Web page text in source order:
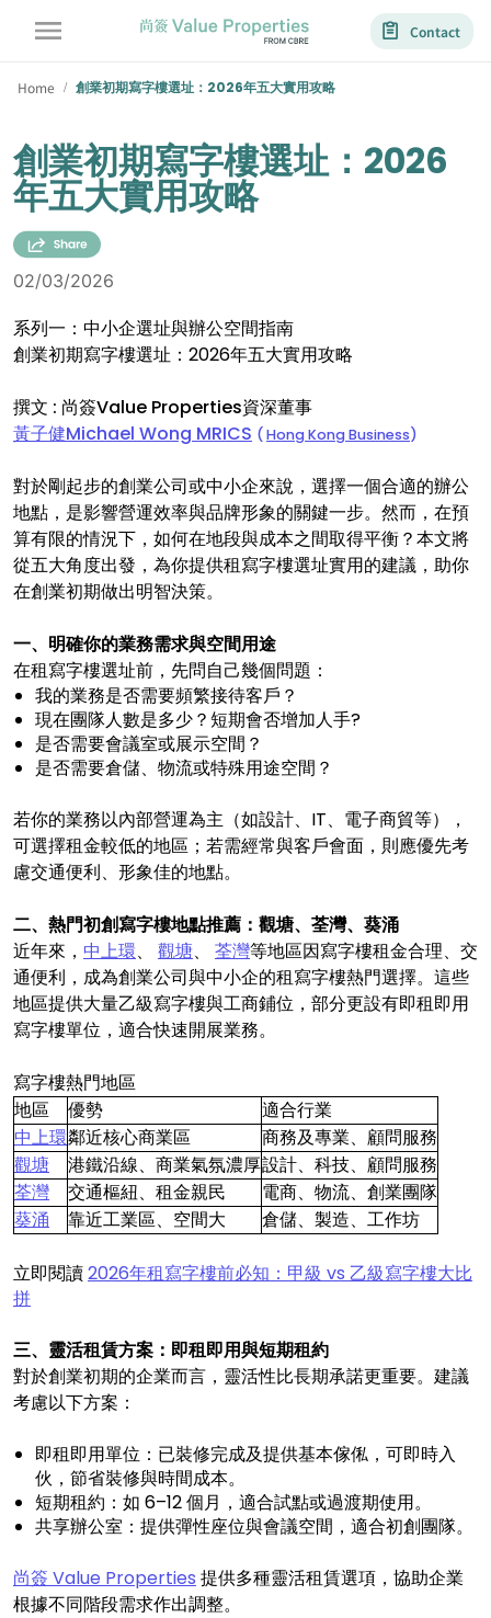
Contact
Home / 創業初期寫字樓選址：2026年五大實用攻略
創業初期寫字樓選址：2026
年五大實用攻略
02/03/2026
系列一：中小企選址與辦公空間指南
創業初期寫字樓選址：2026年五大實用攻略
撰文 : 尚簽Value Properties資深董事
黃子健Michael Wong MRICS ( Hong Kong Business)
對於剛起步的創業公司或中小企來說，選擇一個合適的辦公
地點，是影響營運效率與品牌形象的關鍵一步。然而，在預
算有限的情況下，如何在地段與成本之間取得平衡？本文將
從五大角度出發，為你提供租寫字樓選址實用的建議，助你
在創業初期做出明智決策。
一、明確你的業務需求與空間用途
在租寫字樓選址前，先問自己幾個問題：
我的業務是否需要頻繁接待客戶？
現在團隊人數是多少？短期會否增加人手?
是否需要會議室或展示空間？
是否需要倉儲、物流或特殊用途空間？
若你的業務以內部營運為主（如設計、IT、電子商貿等），
可選擇租金較低的地區；若需經常與客戶會面，則應優先考
慮交通便利、形象佳的地點。
二、熱門初創寫字樓地點推薦：觀塘、荃灣、葵涌
近年來， 中上環、 觀塘、 荃灣等地區因寫字樓租金合理、交
通便利，成為創業公司與中小企的租寫字樓熱門選擇。這些
地區提供大量乙級寫字樓與工商鋪位，部分更設有即租即用
寫字樓單位，適合快速開展業務。
寫字樓熱門地區
地區
優勢
適合行業
中上環鄰近核心商業區
商務及專業、顧問服務
觀塘
港鐵沿線、商業氣氛濃厚設計、科技、顧問服務
荃灣
交通樞紐、租金親民
電商、物流、創業團隊
葵涌
靠近工業區、空間大 倉儲、製造、工作坊
立即閱讀2026年租寫字樓前必知：甲級 vs 乙級寫字樓大比
拼
三、靈活租賃方案：即租即用與短期租約
對於創業初期的企業而言，靈活性比長期承諾更重要。建議
考慮以下方案：
即租即用單位：已裝修完成及提供基本傢俬，可即時入
伙，節省裝修與時間成本。
短期租約：如 6–12 個月，適合試點或過渡期使用。
共享辦公室：提供彈性座位與會議空間，適合初創團隊。
尚簽 Value Properties 提供多種靈活租賃選項，協助企業
根據不同階段需求作出調整。